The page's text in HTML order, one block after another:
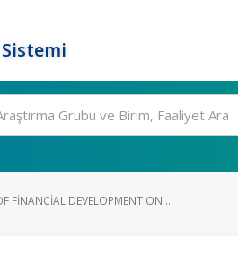
FINANCIAL DEVELOPMENT ON ...